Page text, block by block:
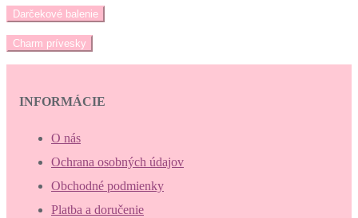
Darčekové balenie
Charm prívesky
INFORMÁCIE
O nás
Ochrana osobných údajov
Obchodné podmienky
Platba a doručenie